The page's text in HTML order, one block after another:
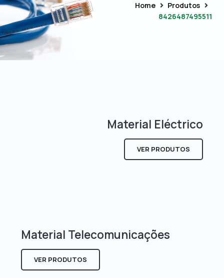
Home
Produtos
8426487495511
Material Eléctrico
VER PRODUTOS
Material Telecomunicações
VER PRODUTOS